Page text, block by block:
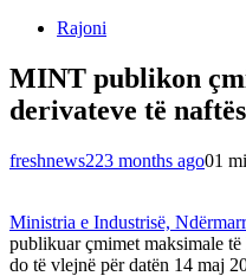
Rajoni
MINT publikon
derivateve të
freshnews223 months ago01
Ministria e Industrisë,
publikuar çmimet maksimale
do të vlejnë për datën 14 maj